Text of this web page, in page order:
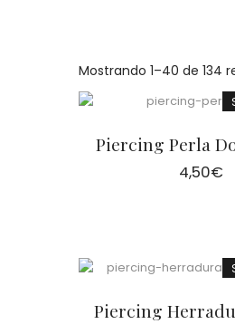
Mostrando 1–40 de 134
Piercing Perla
4,50€
Piercing